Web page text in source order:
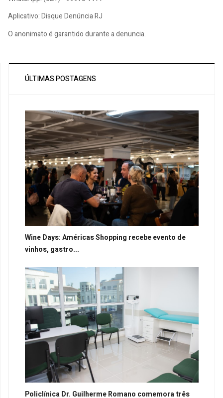
Aplicativo: Disque Denúncia RJ
O anonimato é garantido durante a denuncia.
ÚLTIMAS POSTAGENS
Wine Days: Américas Shopping recebe evento de
vinhos, gastro...
Policlínica Dr. Guilherme Romano comemora três